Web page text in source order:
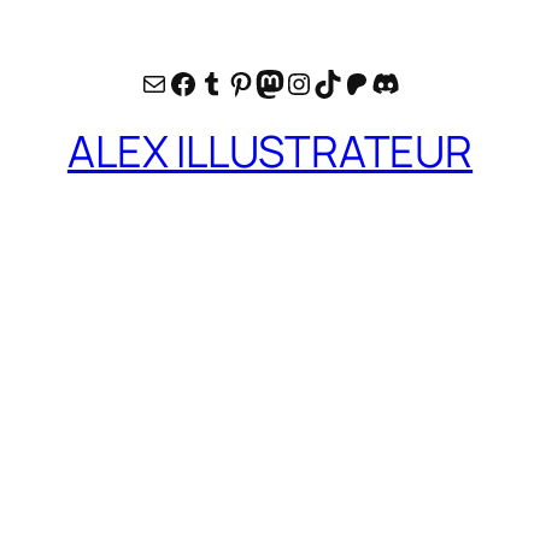
E-mailFacebook
Tumblr
Pinterest
Mastodon
Instagram
TikTok
Patreon
Discord
ALEX ILLUSTRATEUR